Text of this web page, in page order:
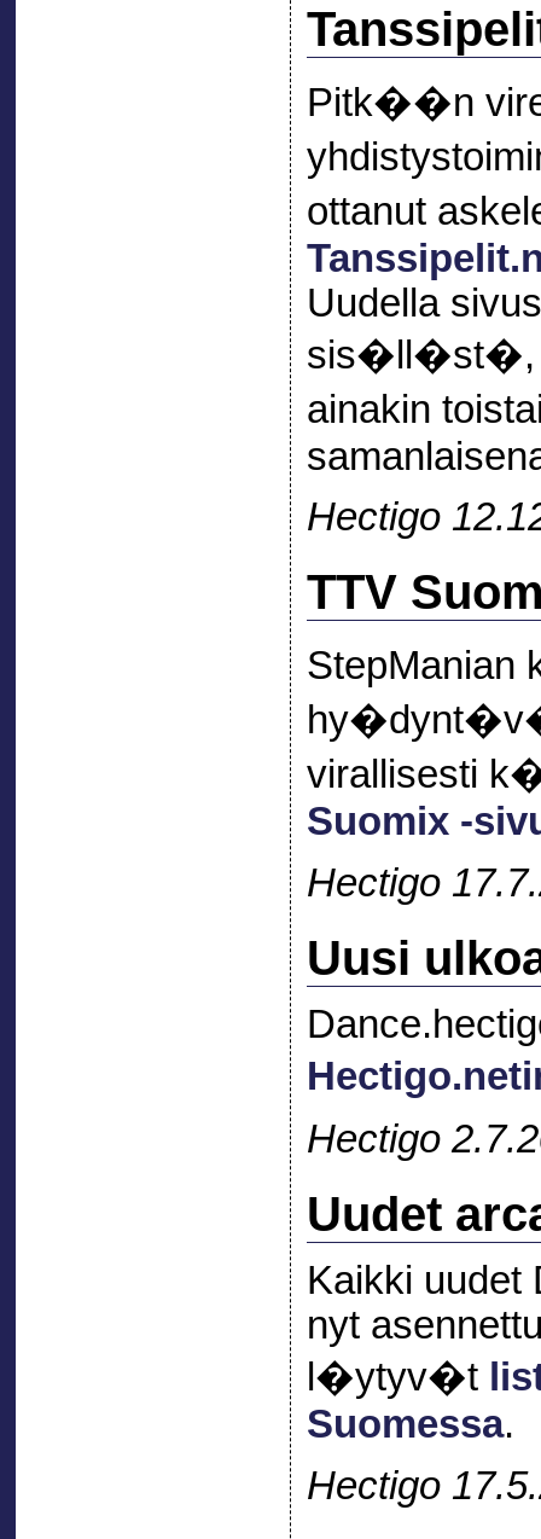
Pitk��n
ottanut
Uudella
sis�ll�st�,
ainakin
Hectigo
TTV
virallisesti
Suomix -
Hectigo
Uusi
Hectigo
Uudet
Kaikki uudet
nyt
l�ytyv�t
Suomessa.
Hectigo